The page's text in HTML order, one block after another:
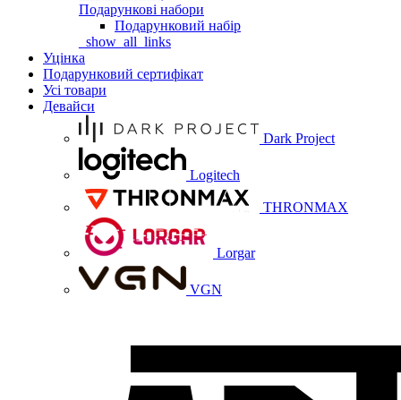
Подарункові набори
Подарунковий набір
_show_all_links
Уцінка
Подарунковий сертифікат
Усі товари
Девайси
Dark Project
Logitech
THRONMAX
Lorgar
VGN